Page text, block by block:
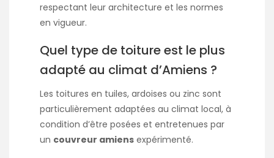
respectant leur architecture et les normes
en vigueur.
Quel type de toiture est le plus
adapté au climat d’Amiens ?
Les toitures en tuiles, ardoises ou zinc sont
particulièrement adaptées au climat local, à
condition d’être posées et entretenues par
un couvreur amiens expérimenté.